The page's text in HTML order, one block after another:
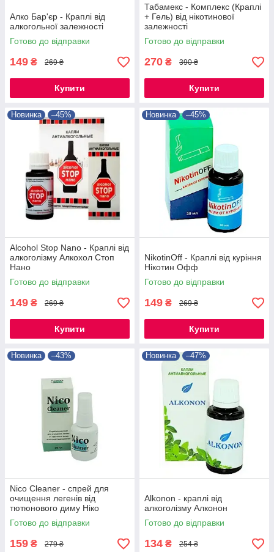
Алко Бар'єр - Краплі від
алкогольної залежності
Готово до відправки
149 ₴ 269 ₴
Купити
Табамекс - Комплекс (Краплі
+ Гель) від нікотинової
залежності
Готово до відправки
270 ₴ 390 ₴
Купити
Новинка –45%
Alcohol Stop Nano - Краплі від
алкоголізму Алкохол Стоп
Нано
Готово до відправки
149 ₴ 269 ₴
Купити
Новинка –45%
NikotinОff - Краплі від куріння
Нікотин Офф
Готово до відправки
149 ₴ 269 ₴
Купити
Новинка –43%
Nico Cleaner - спрей для
очищення легенів від
тютюнового диму Ніко
Клинер
Готово до відправки
159 ₴ 279 ₴
Новинка –47%
Alkonon - краплі від
алкоголізму Алконон
Готово до відправки
134 ₴ 254 ₴